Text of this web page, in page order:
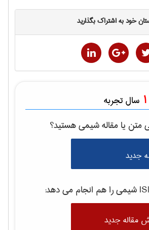
خود به اشتراک بگذارید
سال تجربه
یا مقالهشيمیهستید؟
جدید
شيمیرا هم انجام می دهد:
مقاله جدید